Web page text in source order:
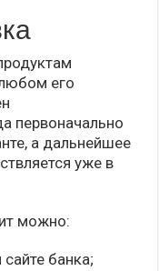
его
первоначально
а дальнейшее
уже в
можно:
банка;